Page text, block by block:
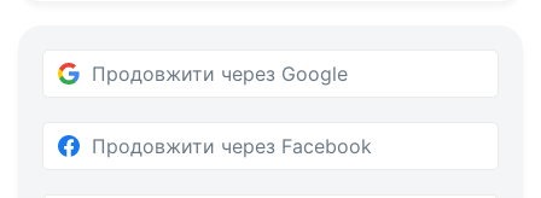
Продовжити через Google
Продовжити через Facebook